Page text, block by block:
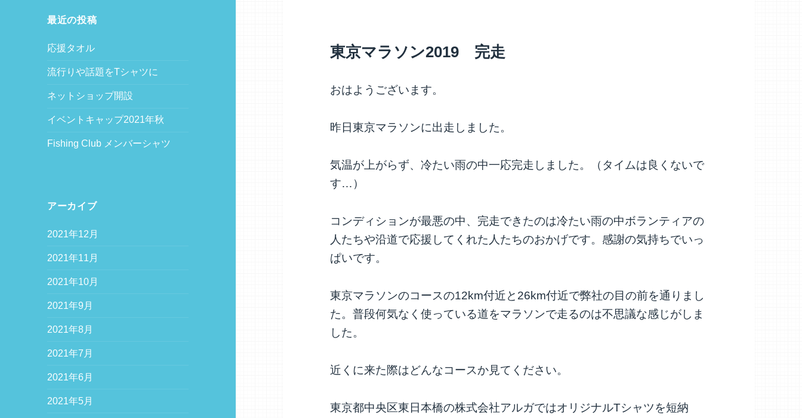
最近の投稿
応援タオル
流行りや話題をTシャツに
ネットショップ開設
イベントキャップ2021年秋
Fishing Club メンバーシャツ
アーカイブ
2021年12月
2021年11月
2021年10月
2021年9月
2021年8月
2021年7月
2021年6月
2021年5月
東京マラソン2019 完走
おはようございます。
昨日東京マラソンに出走しました。
気温が上がらず、冷たい雨の中一応完走しました。（タイムは良くないで
す…）
コンディションが最悪の中、完走できたのは冷たい雨の中ボランティアの
人たちや沿道で応援してくれた人たちのおかげです。感謝の気持ちでいっ
ぱいです。
東京マラソンのコースの12km付近と26km付近で弊社の目の前を通りまし
た。普段何気なく使っている道をマラソンで走るのは不思議な感じがしま
した。
近くに来た際はどんなコースか見てください。
東京都中央区東日本橋の株式会社アルガではオリジナルTシャツを短納